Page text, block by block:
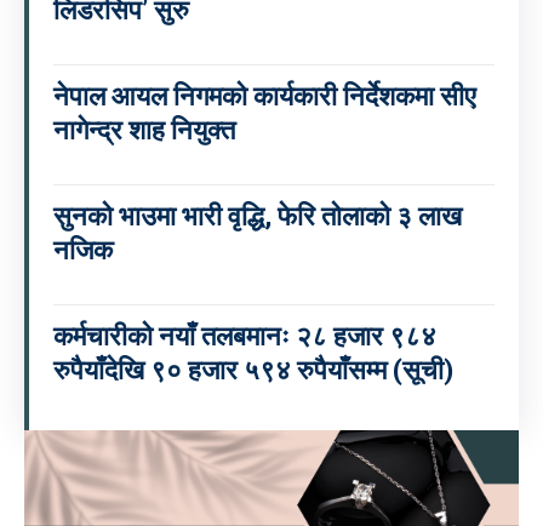
लिडरसिप’ सुरु
नेपाल आयल निगमको कार्यकारी निर्देशकमा सीए
नागेन्द्र शाह नियुक्त
सुनको भाउमा भारी वृद्धि, फेरि तोलाको ३ लाख
नजिक
कर्मचारीको नयाँ तलबमानः २८ हजार ९८४
रुपैयाँदेखि ९० हजार ५९४ रुपैयाँसम्म (सूची)